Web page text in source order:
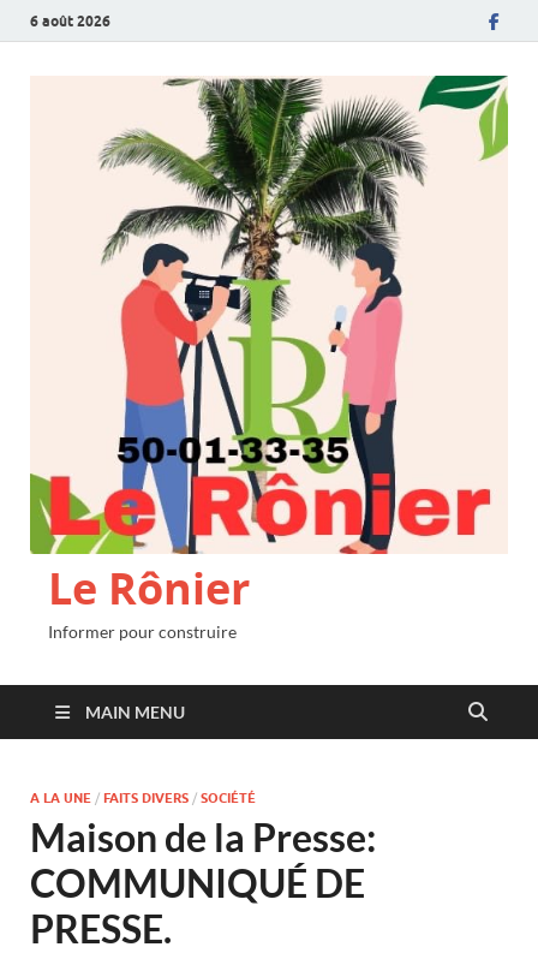
6 août 2026
Le Rônier
Informer pour construire
MAIN MENU
A LA UNE / FAITS DIVERS / SOCIÉTÉ
Maison de la Presse:
COMMUNIQUÉ DE
PRESSE.